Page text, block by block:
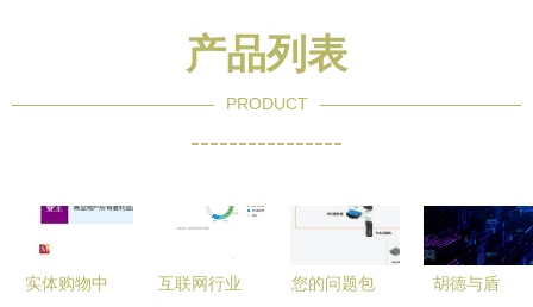
产品列表
PRODUCT
----------------
实体购物中 互联网行业 您的问题包 胡德与盾